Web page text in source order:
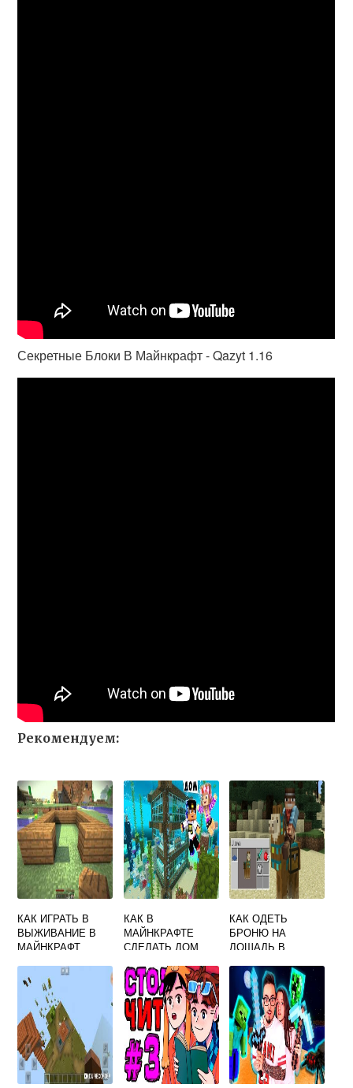
Секретные Блоки В Майнкрафт - Qazyt 1.16
Рекомендуем:
КАК ИГРАТЬ В
ВЫЖИВАНИЕ В
МАЙНКРАФТ
КАК В
МАЙНКРАФТЕ
СДЕЛАТЬ ДОМ
КАК ОДЕТЬ
БРОНЮ НА
ЛОШАДЬ В